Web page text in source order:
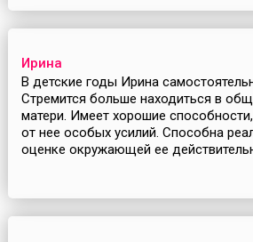
Ирина
В детские годы Ирина
Стремится больше находиться в
матери. Имеет хорошие
от нее особых усилий. Способна
оценке окружающей ее